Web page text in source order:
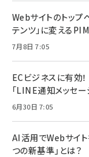
Webサイトのトッ
テンツ」に変える
7月8日 7:05
ECビジネスに有効
「LINE通知メッセー
6月30日 7:05
AI活用でWebサイ
つの新基準」とは？